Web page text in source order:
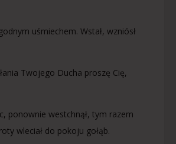
uśmiechem. Wstał, wzniósł
Twojego Ducha proszę Cię,
ponownie westchnął, tym razem
wleciał do pokoju gołąb.